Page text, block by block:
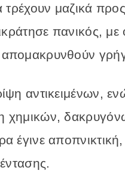
μαζικά προς
πανικός, με
αντικειμένων,
αποπνικτική,